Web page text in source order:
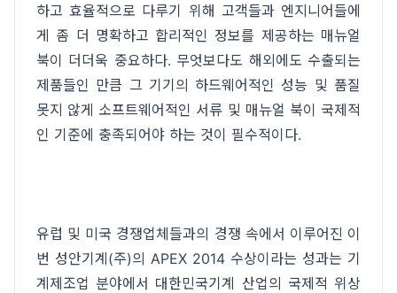
하고 효율적으로 다루기 위해 고객들과 엔지니어들에
게 좀 더 명확하고 합리적인 정보를 제공하는 매뉴얼
북이 더더욱 중요하다. 무엇보다도 해외에도 수출되는
제품들인 만큼 그 기기의 하드웨어적인 성능 및 품질
못지 않게 소프트웨어적인 서류 및 매뉴얼 북이 국제적
인 기준에 충족되어야 하는 것이 필수적이다.
유럽 및 미국 경쟁업체들과의 경쟁 속에서 이루어진 이
번 성안기계(주)의 APEX 2014 수상이라는 성과는 기
계제조업 분야에서 대한민국기계 산업의 국제적 위상